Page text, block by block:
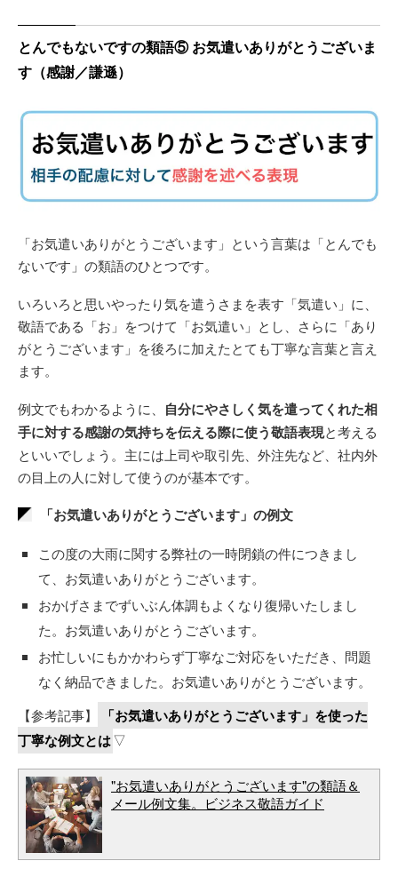
とんでもないですの類語⑤ お気遣いありがとうございま
す（感謝／謙遜）
「お気遣いありがとうございます」という言葉は「とんでも
ないです」の類語のひとつです。
いろいろと思いやったり気を遣うさまを表す「気遣い」に、
敬語である「お」をつけて「お気遣い」とし、さらに「あり
がとうございます」を後ろに加えたとても丁寧な言葉と言え
ます。
例文でもわかるように、 自分にやさしく気を遣ってくれた相
手に対する感謝の気持ちを伝える際に使う敬語表現と考える
といいでしょう。主には上司や取引先、外注先など、社内外
の目上の人に対して使うのが基本です。
「お気遣いありがとうございます」の例文
この度の大雨に関する弊社の一時閉鎖の件につきまし
て、お気遣いありがとうございます。
おかげさまでずいぶん体調もよくなり復帰いたしまし
た。お気遣いありがとうございます。
お忙しいにもかかわらず丁寧なご対応をいただき、問題
なく納品できました。お気遣いありがとうございます。
【参考記事】
「お気遣いありがとうございます」を使った
丁寧な例文とは▽
"お気遣いありがとうございます"の類語＆
メール例文集。ビジネス敬語ガイド